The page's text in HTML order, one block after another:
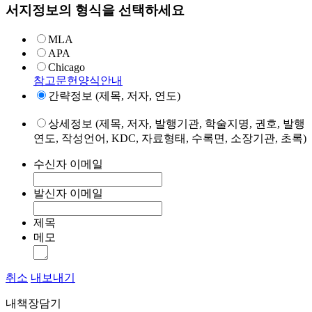
서지정보의 형식을 선택하세요
MLA
APA
Chicago
참고문헌양식안내
간략정보 (제목, 저자, 연도)
상세정보 (제목, 저자, 발행기관, 학술지명, 권호, 발행
연도, 작성언어, KDC, 자료형태, 수록면, 소장기관, 초록)
수신자 이메일
발신자 이메일
제목
메모
취소 내보내기
내책장담기